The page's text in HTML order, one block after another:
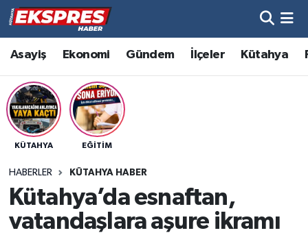
Asayiş Ekonomi Gündem İlçeler Kütahya
KÜTAHYA EĞITIM
HABERLER KÜTAHYA HABER
Kütahya’da esnaftan,
vatandaşlara aşure ikramı
Altıntaş
Asayiş
Aslanapa
Bölge
Çavdarhisar
Hava Durumu
Trafik Durumu
Süper Lig Puan Durumu ve Fikstür
Son Dakika Haberleri
Haber Arşivi